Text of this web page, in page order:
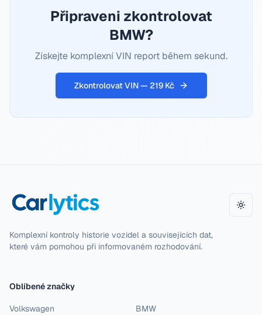
Připraveni zkontrolovat
BMW?
Získejte komplexní VIN report během sekund.
Zkontrolovat VIN — 219 Kč
Komplexní kontroly historie vozidel a souvisejících dat,
které vám pomohou při informovaném rozhodování.
Oblíbené značky
Volkswagen BMW